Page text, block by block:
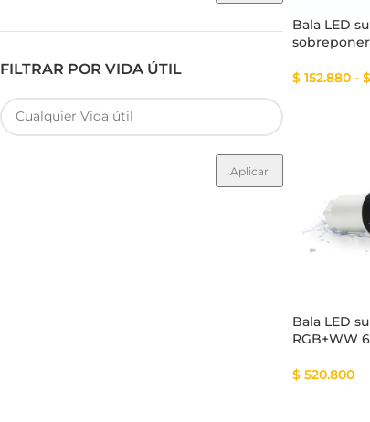
FILTRAR POR VIDA ÚTIL
Aplicar
Bala LED
sobreponer
$ 152.880 - $
Bala LED
RGB+WW
$ 520.800